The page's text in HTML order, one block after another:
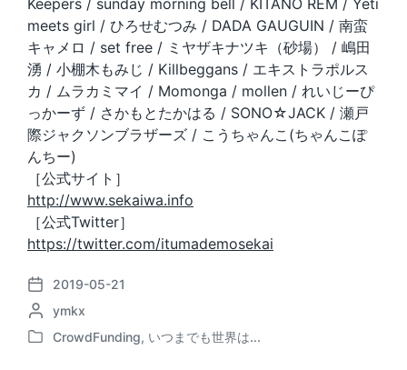
Keepers / sunday morning bell / KITANO REM / Yeti
meets girl / ひろせむつみ / DADA GAUGUIN / 南蛮
キャメロ / set free / ミヤザキナツキ（砂場） / 嶋田
湧 / 小棚木もみじ / Killbeggans / エキストラポルス
カ / ムラカミマイ / Momonga / mollen / れいじーぴ
っかーず / さかもとたかはる / SONO☆JACK / 瀬戸
際ジャクソンブラザーズ / こうちゃんこ(ちゃんこぽ
んちー)
［公式サイト］
http://www.sekaiwa.info
［公式Twitter］
https://twitter.com/itumademosekai
P
o
s
2019-05-21
P
o
ymkx
P
CrowdFunding, いつまでも世界は...